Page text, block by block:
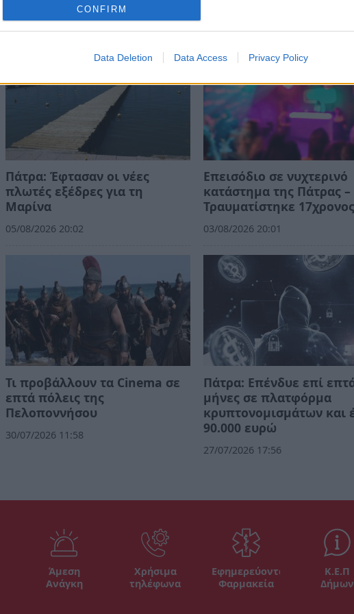
CONFIRM
Data Deletion Data Access Privacy Policy
Πάτρα: Έφτασαν οι νέες
πλωτές εξέδρες για τη
Μαρίνα
05/08/2026 20:02
Επεισόδιο σε νυχτερινό
κατάστημα της Πάτρας –
Τραυματίστηκε
03/08/2026 20:01
Τι προβάλλουν τα Cinema σε
επτά πόλεις της
Πελοποννήσου
30/07/2026 11:58
Πάτρα: Επένδυε επί
μήνες σε πλατφόρμα
κρυπτονομισμάτων και
90.000 ευρώ
27/07/2026 17:56
Άμεση
Ανάγκη
Χρήσιμα
τηλέφωνα
Εφημερεύοντα
Φαρμακεία
Κ.Ε.Π
Δήμων